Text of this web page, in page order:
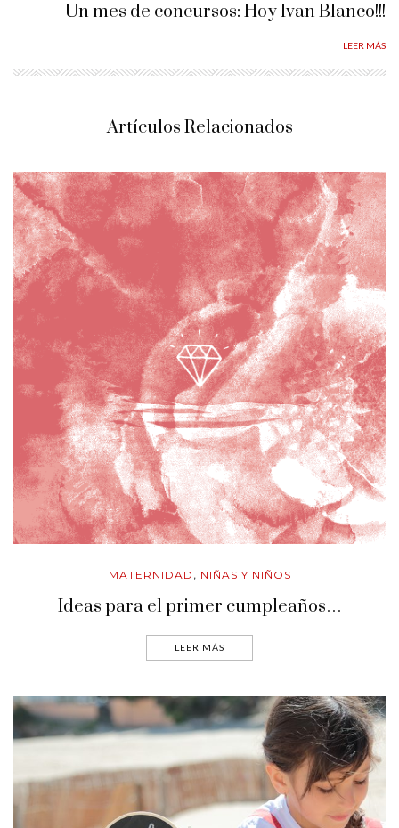
Un mes de concursos: Hoy Ivan Blanco!!!
LEER MÁS
Artículos Relacionados
MATERNIDAD , NIÑAS Y NIÑOS
Ideas para el primer cumpleaños…
LEER MÁS